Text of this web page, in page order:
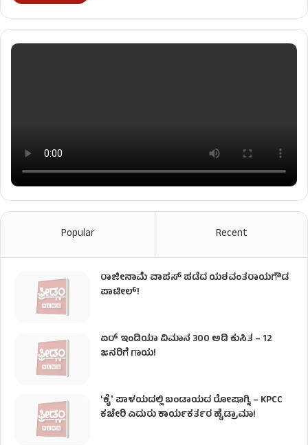
Popular Recent
ರಾಜೀನಾಮೆ ವಾಪಸ್ ಪಡೆದ ಯಶವಂತರಾಯಗೌಡ
ಪಾಟೀಲ್‌!
ಏರ್ ಇಂಡಿಯಾ ವಿಮಾನ 300 ಅಡಿ ಕುಸಿತ – 12
ಜನರಿಗೆ ಗಾಯ!
ʻಕೈʼ​ ಪಾಳಯದಲ್ಲಿ ಬಂಡಾಯದ ರೋಷಾಗ್ನಿ – KPCC
ಕಚೇರಿ ಎದುರು ಕಾರ್ಯಕರ್ತರ ಹೈಡ್ರಾಮಾ!